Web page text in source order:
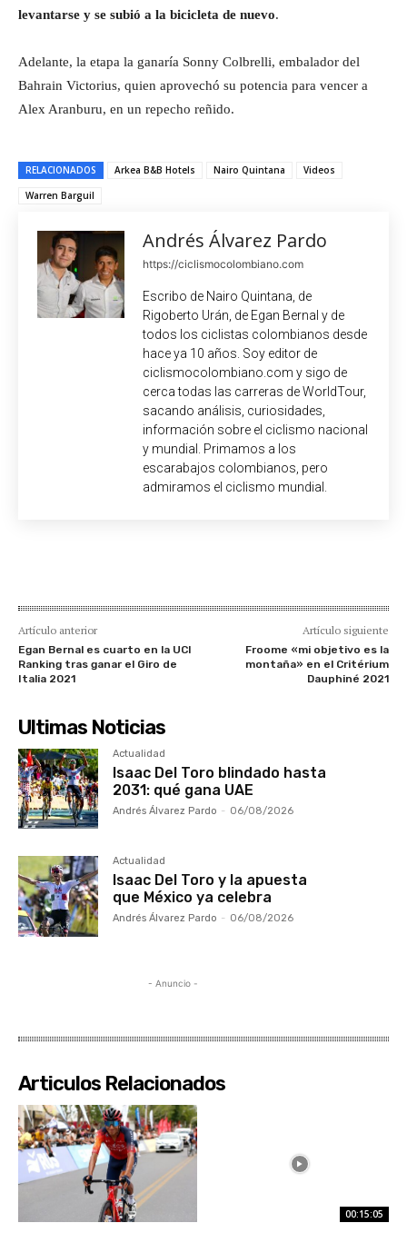
levantarse y se subió a la bicicleta de nuevo.
Adelante, la etapa la ganaría Sonny Colbrelli, embalador del
Bahrain Victorius, quien aprovechó su potencia para vencer a
Alex Aranburu, en un repecho reñido.
RELACIONADOS Arkea B&B Hotels Nairo Quintana
Videos
Warren Barguil
Andrés Álvarez Pardo
https://ciclismocolombiano.com
Escribo de Nairo Quintana, de
Rigoberto Urán, de Egan Bernal y de
todos los ciclistas colombianos desde
hace ya 10 años. Soy editor de
ciclismocolombiano.com y sigo de
cerca todas las carreras de WorldTour,
sacando análisis, curiosidades,
información sobre el ciclismo nacional
y mundial. Primamos a los
escarabajos colombianos, pero
admiramos el ciclismo mundial.
Artículo anterior
Egan Bernal es cuarto en la UCI
Ranking tras ganar el Giro de
Italia 2021
Artículo siguiente
Froome «mi objetivo es la
montaña» en el Critérium
Dauphiné 2021
Ultimas Noticias
Actualidad
Isaac Del Toro blindado hasta
2031: qué gana UAE
Andrés Álvarez Pardo - 06/08/2026
Actualidad
Isaac Del Toro y la apuesta
que México ya celebra
Andrés Álvarez Pardo - 06/08/2026
- Anuncio -
Articulos Relacionados
00:15:05